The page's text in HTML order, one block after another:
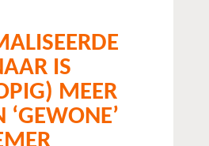
IS
MEER
‘GEWONE’